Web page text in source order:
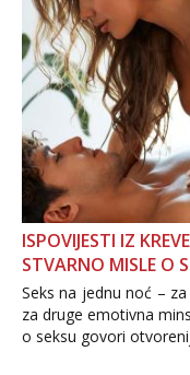
ISPOVIJESTI IZ
STVARNO MISLE O
Seks na jednu noć –
za druge emotivna
o seksu govori
dalje izaziva burne